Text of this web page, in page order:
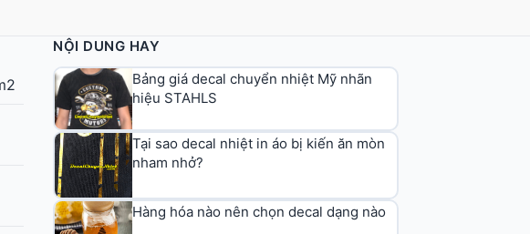
NỘI DUNG HAY
Bảng giá decal chuyển nhiệt Mỹ nhãn
hiệu STAHLS